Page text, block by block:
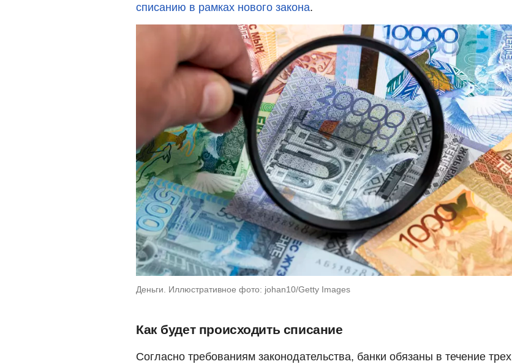
списанию в рамках нового закона.
Деньги. Иллюстративное фото: johan10/Getty Images
Как будет происходить списание
Согласно требованиям законодательства, банки обязаны в течение трех